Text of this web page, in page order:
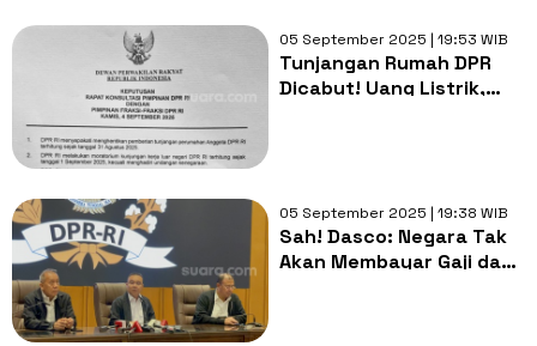
05 September 2025 | 19:53 WIB
Tunjangan Rumah DPR
Dicabut! Uang Listrik,
05 September 2025 | 19:38 WIB
Sah! Dasco: Negara Tak
Akan Membayar Gaji dan